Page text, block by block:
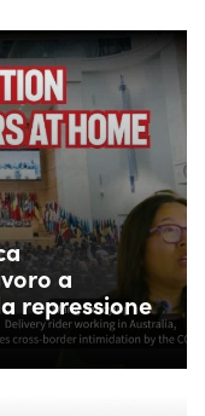
a
repressione